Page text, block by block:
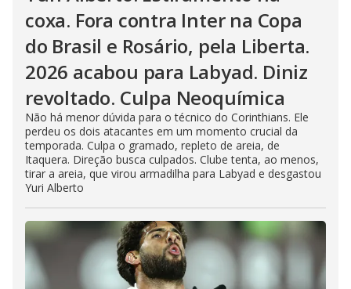
coxa. Fora contra Inter na Copa
do Brasil e Rosário, pela Liberta.
2026 acabou para Labyad. Diniz
revoltado. Culpa Neoquímica
Não há menor dúvida para o técnico do Corinthians. Ele
perdeu os dois atacantes em um momento crucial da
temporada. Culpa o gramado, repleto de areia, de
Itaquera. Direção busca culpados. Clube tenta, ao menos,
tirar a areia, que virou armadilha para Labyad e desgastou
Yuri Alberto